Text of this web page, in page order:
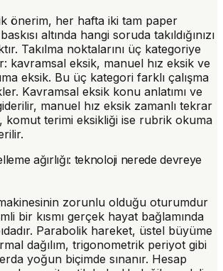
önerim, her hafta iki tam paper
altında hangi soruda takıldığınızı
Takılma noktalarını üç kategoriye
kavramsal eksik, manuel hız eksik ve
eksik. Bu üç kategori farklı çalışma
Kavramsal eksik konu anlatımı ve
manuel hız eksik zamanlı tekrar
komut terimi eksikliği ise rubrik okuma
ağırlığı: teknoloji nerede devreye
zorunlu olduğu oturumdur
bir kısmı gerçek hayat bağlamında
Parabolik hareket, üstel büyüme
dağılım, trigonometrik periyot gibi
yoğun biçimde sınanır. Hesap